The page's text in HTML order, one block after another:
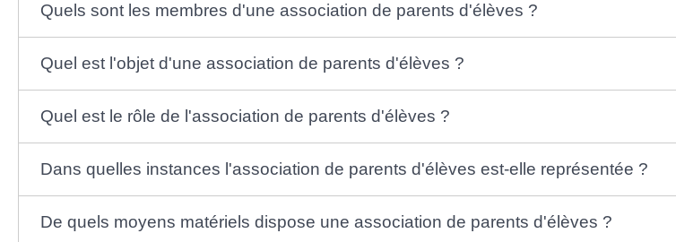
Quels sont les membres d'une association de parents d'élèves ?
Quel est l'objet d'une association de parents d'élèves ?
Quel est le rôle de l'association de parents d'élèves ?
Dans quelles instances l'association de parents d'élèves est-elle représentée ?
De quels moyens matériels dispose une association de parents d'élèves ?